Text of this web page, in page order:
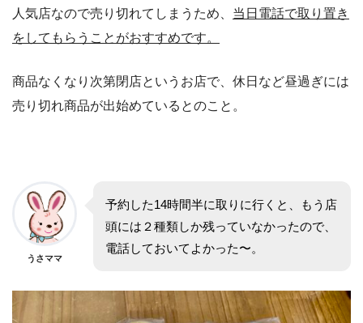
人気店なので売り切れてしまうため、 当日電話で取り置き
をしてもらうことがおすすめです。
商品なくなり次第閉店というお店で、休日など昼過ぎには
売り切れ商品が出始めているとのこと。
うさママ
予約した14時間半に取りに行くと、もう店
頭には２種類しか残っていなかったので、
電話しておいてよかった〜。